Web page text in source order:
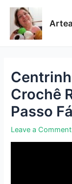
content
Crochê
Passo
Leave a Comment